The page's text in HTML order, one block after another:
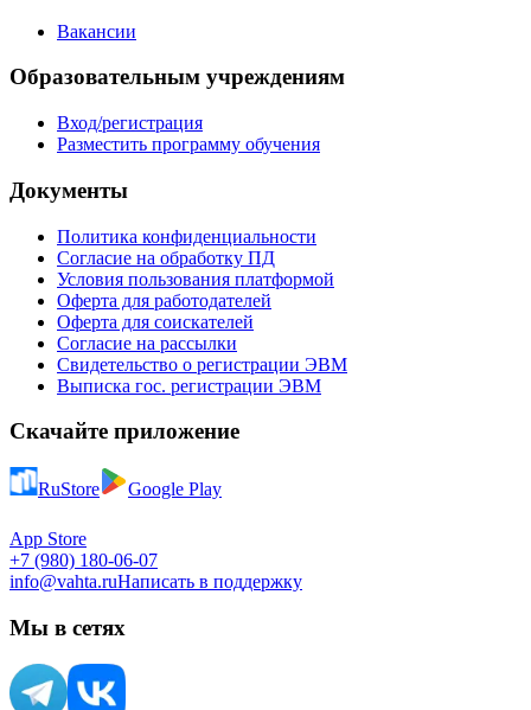
Вакансии
Образовательным учреждениям
Вход/регистрация
Разместить программу обучения
Документы
Политика конфиденциальности
Согласие на обработку ПД
Условия пользования платформой
Оферта для работодателей
Оферта для соискателей
Согласие на рассылки
Свидетельство о регистрации ЭВМ
Выписка гос. регистрации ЭВМ
Скачайте приложение
RuStore Google Play
App Store
+7 (980) 180-06-07
info@vahta.ruНаписать в поддержку
Мы в сетях